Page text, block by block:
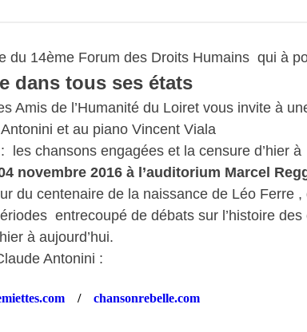
du 14ème Forum des Droits Humains qui à
dans tous ses états
Amis de l’Humanité du Loiret vous invite à
et au piano Vincent Viala
les chansons engagées et la censure d’hier à
novembre 2016 à l’auditorium Marcel
du centenaire de la naissance de Léo Ferre
entrecoupé de débats sur l’histoire
à aujourd’hui.
Antonini :
/ chansonrebelle.com